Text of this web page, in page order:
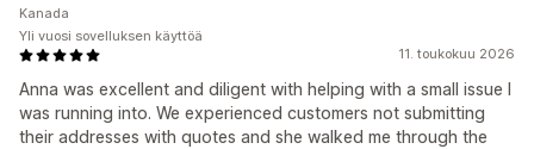
11. toukokuu 2026
Anna was excellent and diligent with helping with a small issue I
was running into. We experienced customers not submitting
their addresses with quotes and she walked me through the
Kanada
Yli vuosi sovelluksen käyttöä